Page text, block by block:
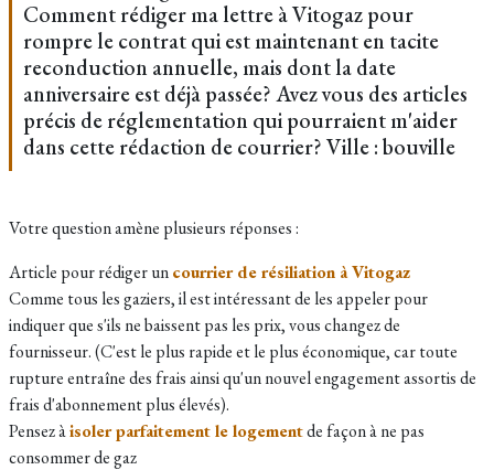
Comment rédiger ma lettre à Vitogaz pour
rompre le contrat qui est maintenant en tacite
reconduction annuelle, mais dont la date
anniversaire est déjà passée? Avez vous des articles
précis de réglementation qui pourraient m'aider
dans cette rédaction de courrier? Ville : bouville
Votre question amène plusieurs réponses :
Article pour rédiger uncourrier de résiliation à Vitogaz
Comme tous les gaziers, il est intéressant de les appeler pour
indiquer que s'ils ne baissent pas les prix, vous changez de
fournisseur. (C'est le plus rapide et le plus économique, car toute
rupture entraîne des frais ainsi qu'un nouvel engagement assortis de
frais d'abonnement plus élevés).
Pensez àisoler parfaitement le logementde façon à ne pas
consommer de gaz